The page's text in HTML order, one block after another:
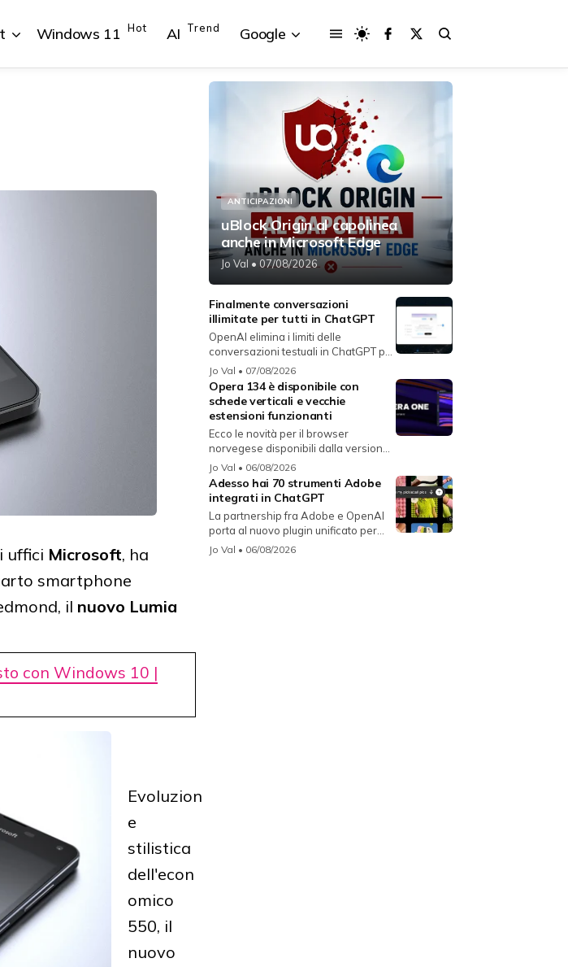
{{posts[2].title}}
{{POSTS[3].LABEL}}
{{posts[3].title}}
Windows 11 Hot AI Trend Google
{{posts[2].title}}
{{POSTS[3].LABEL}}
{{posts[3].title}}
uffici Microsoft, ha
smartphone
il nuovo Lumia
con Windows 10 |
Evoluzion
e
stilistica
dell'econ
omico
550, il
nuovo
ANTICIPAZIONI
uBlock Origin al capolinea
anche in Microsoft Edge
Jo Val • 07/08/2026
Finalmente conversazioni
illimitate per tutti in ChatGPT
OpenAI elimina i limiti delle
conversazioni testuali in ChatGPT per
i...Jo Val • 07/08/2026
Opera 134 è disponibile con
schede verticali e vecchie
estensioni funzionanti
Ecco le novità per il browser
norvegese disponibili dalla versione
134...
Jo Val • 06/08/2026
Adesso hai 70 strumenti Adobe
integrati in ChatGPT
La partnership fra Adobe e OpenAI
porta al nuovo plugin unificato per...
Jo Val • 06/08/2026